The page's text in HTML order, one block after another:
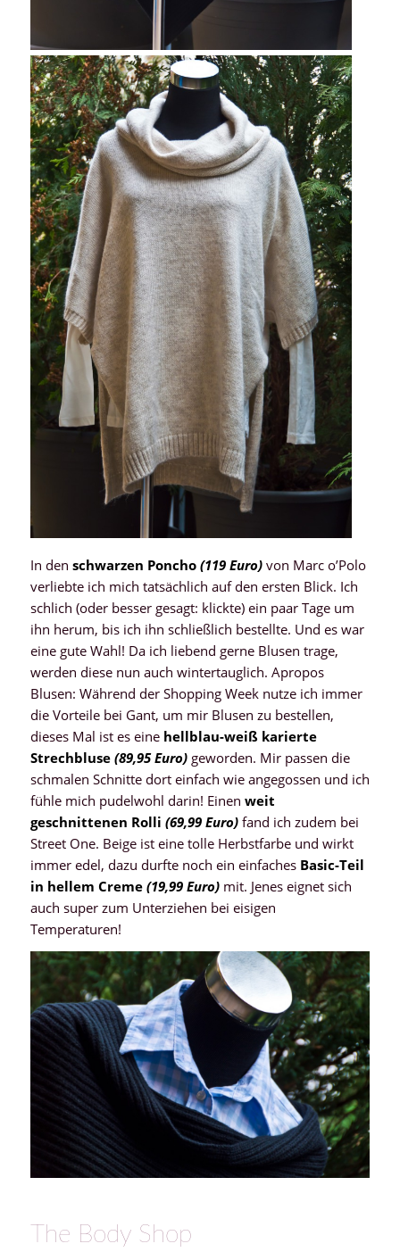
In den schwarzen Poncho(119 Euro)von Marc o’Polo
verliebte ich mich tatsächlich auf den ersten Blick. Ich
schlich (oder besser gesagt: klickte) ein paar Tage um
ihn herum, bis ich ihn schließlich bestellte. Und es war
eine gute Wahl! Da ich liebend gerne Blusen trage,
werden diese nun auch wintertauglich. Apropos
Blusen: Während der Shopping Week nutze ich immer
die Vorteile bei Gant, um mir Blusen zu bestellen,
dieses Mal ist es einehellblau-weiß karierte
Strechbluse(89,95 Euro)geworden. Mir passen die
schmalen Schnitte dort einfach wie angegossen und ich
fühle mich pudelwohl darin! Einen weit
geschnittenen Rolli (69,99 Euro)fand ich zudem bei
Street One. Beige ist eine tolle Herbstfarbe und wirkt
immer edel, dazu durfte noch ein einfaches Basic-Teil
in hellem Creme(19,99 Euro)mit. Jenes eignet sich
auch super zum Unterziehen bei eisigen
Temperaturen!
The Body Shop